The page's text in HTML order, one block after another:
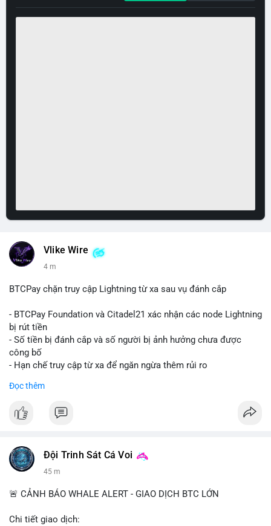
Vlike Wire
4 m
BTCPay chặn truy cập Lightning từ xa sau vụ đánh cắp
- BTCPay Foundation và Citadel21 xác nhận các node Lightning
bị rút tiền
- Số tiền bị đánh cắp và số người bị ảnh hưởng chưa được
công bố
- Hạn chế truy cập từ xa để ngăn ngừa thêm rủi ro
#binancesquare
$btc
📰 Nguồn: Cointelegraph
Đọc thêm
Đội Trinh Sát Cá Voi
45 m
🚨 CẢNH BÁO WHALE ALERT - GIAO DỊCH BTC LỚN
Chi tiết giao dịch: